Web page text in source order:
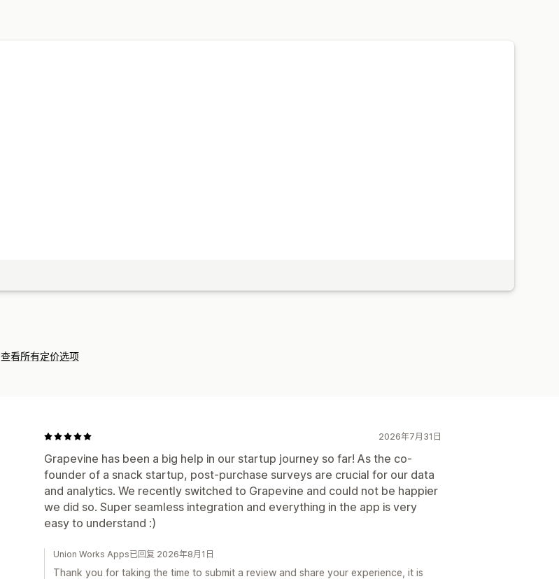
查看所有定价选项
2026年7月31日
Grapevine has been a big help in our startup journey so far! As the co-
founder of a snack startup, post-purchase surveys are crucial for our data
and analytics. We recently switched to Grapevine and could not be happier
we did so. Super seamless integration and everything in the app is very
easy to understand :)
Union Works Apps已回复 2026年8月1日
Thank you for taking the time to submit a review and share your experience, it is